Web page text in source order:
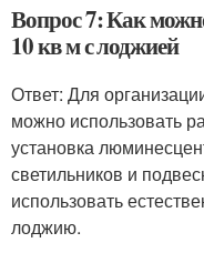
Вопрос 7: Как
10 кв м с лоджией
Ответ: Для
можно использовать
установка
светильников и
использовать
лоджию.